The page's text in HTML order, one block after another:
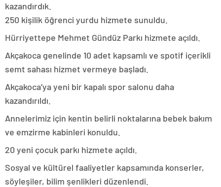
kazandırdık.
250 kişilik öğrenci yurdu hizmete sunuldu.
Hürriyettepe Mehmet Gündüz Parkı hizmete açıldı.
Akçakoca genelinde 10 adet kapsamlı ve spotif içerikli
semt sahası hizmet vermeye başladı.
Akçakoca’ya yeni bir kapalı spor salonu daha
kazandırıldı.
Annelerimiz için kentin belirli noktalarına bebek bakım
ve emzirme kabinleri konuldu.
20 yeni çocuk parkı hizmete açıldı.
Sosyal ve kültürel faaliyetler kapsamında konserler,
söyleşiler, bilim şenlikleri düzenlendi.